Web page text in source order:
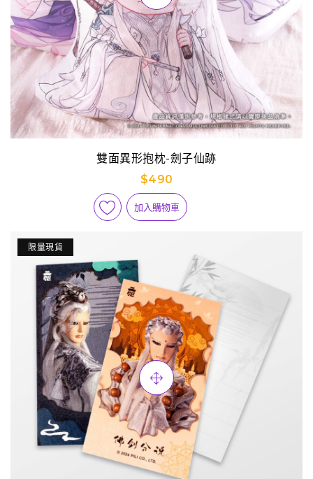
雙面異形抱枕-劍子仙跡
$490
加入購物車
限量現貨